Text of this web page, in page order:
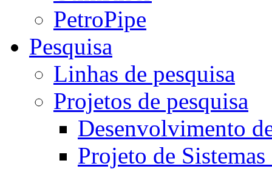
PetroPipe
Pesquisa
Linhas de pesquisa
Projetos de pesquisa
Desenvolvimento
Projeto de